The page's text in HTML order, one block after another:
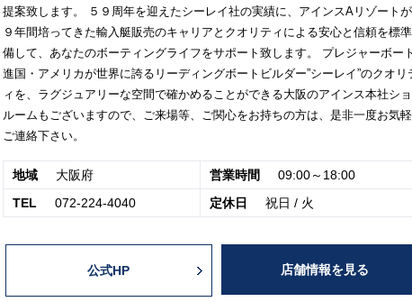
提案致します。 ５９周年を迎えたシーレイ社の実績に、アインスAリゾートが
９年間培ってきた輸入艇販売のキャリアとクオリティによる安心と信頼を標
備して、あなたのボーティングライフをサポート致します。 プレジャーボー
進国・アメリカが世界に誇るリーディングボートビルダー”シーレイ”のクオリ
ィを、ラグジュアリーな空間で確かめることができる大阪のアインス本社シ
ルームもございますので、ご来場等、ご関心をお持ちの方は、是非一度お気
ご連絡下さい。
地域 大阪府 営業時間
09:00～18:00
TEL
072-224-4040 定休日 祝日 / 火
公式HP 店舗情報を見る